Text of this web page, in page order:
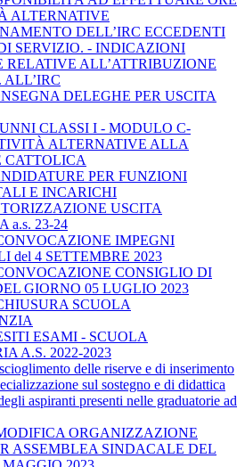
ALTERNATIVE
DELL’IRC ECCEDENTI
SERVIZIO. - INDICAZIONI
RELATIVE ALL’ATTRIBUZIONE
DELEGHE PER USCITA
CLASSI I - MODULO C-
ALTERNATIVE ALLA
CATTOLICA
PER FUNZIONI
E INCARICHI
USCITA
a.s. 23-24
IMPEGNI
del 4 SETTEMBRE 2023
CONSIGLIO DI
GIORNO 05 LUGLIO 2023
SCUOLA
ESAMI - SCUOLA
A.S. 2022-2023
delle riserve e di inserimento
sul sostegno e di didattica
aspiranti presenti nelle graduatorie ad
ORGANIZZAZIONE
ASSEMBLEA SINDACALE DEL